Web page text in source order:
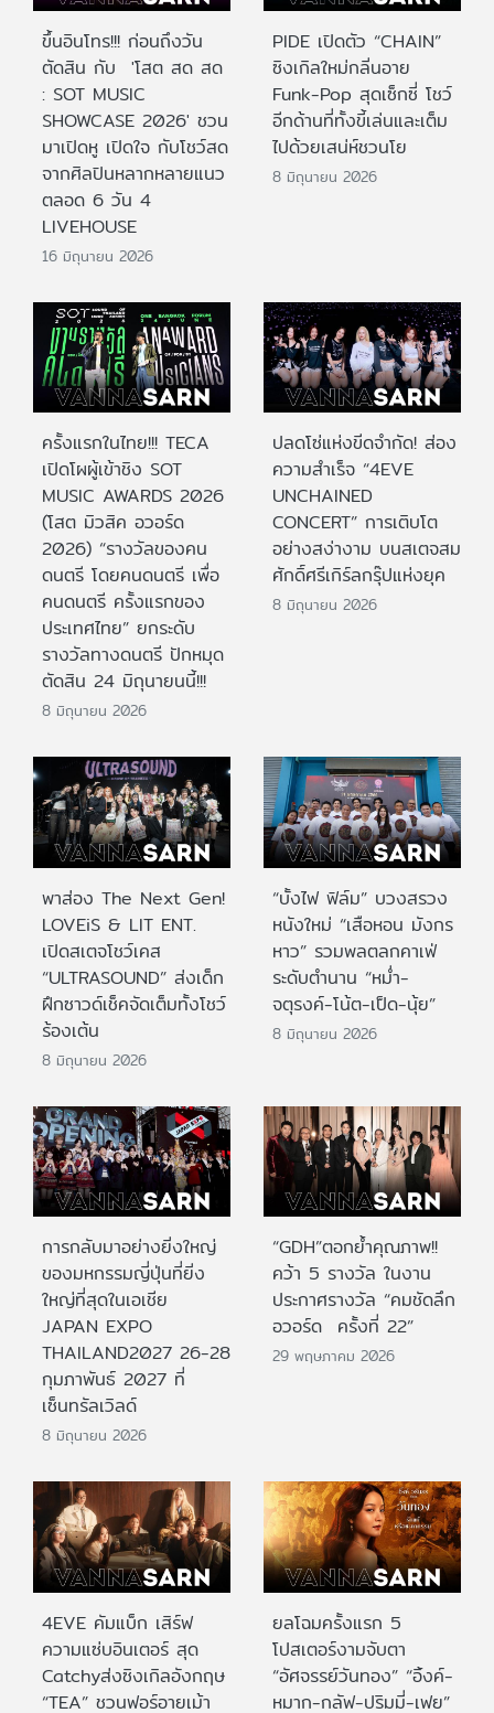
ขึ้นอินโทร!!! ก่อนถึงวัน
ตัดสิน กับ 'โสต สด สด
: SOT MUSIC
SHOWCASE 2026' ชวน
มาเปิดหู เปิดใจ กับโชว์สด
จากศิลปินหลากหลายแนว
ตลอด 6 วัน 4
LIVEHOUSE
16 มิถุนายน 2026
PIDE เปิดตัว “CHAIN”
ซิงเกิลใหม่กลิ่นอาย
Funk-Pop สุดเซ็กซี่ โชว์
อีกด้านที่ทั้งขี้เล่นและเต็ม
ไปด้วยเสน่ห์ชวนโย
8 มิถุนายน 2026
ครั้งแรกในไทย!!! TECA
เปิดโผผู้เข้าชิง SOT
MUSIC AWARDS 2026
(โสต มิวสิค อวอร์ด
2026) “รางวัลของคน
ดนตรี โดยคนดนตรี เพื่อ
คนดนตรี ครั้งแรกของ
ประเทศไทย” ยกระดับ
รางวัลทางดนตรี ปักหมุด
ตัดสิน 24 มิถุนายนนี้!!!
8 มิถุนายน 2026
ปลดโซ่แห่งขีดจำกัด! ส่อง
ความสำเร็จ “4EVE
UNCHAINED
CONCERT” การเติบโต
อย่างสง่างาม บนสเตจสม
ศักดิ์ศรีเกิร์ลกรุ๊ปแห่งยุค
8 มิถุนายน 2026
พาส่อง The Next Gen!
LOVEiS & LIT ENT.
เปิดสเตจโชว์เคส
“ULTRASOUND” ส่งเด็ก
ฝึกซาวด์เช็คจัดเต็มทั้งโชว์
ร้องเต้น
8 มิถุนายน 2026
“บั้งไฟ ฟิล์ม” บวงสรวง
หนังใหม่ “เสือหอน มังกร
หาว” รวมพลตลกคาเฟ่
ระดับตำนาน “หม่ำ-
จตุรงค์-โน้ต-เป็ด-นุ้ย”
8 มิถุนายน 2026
การกลับมาอย่างยิ่งใหญ่
ของมหกรรมญี่ปุ่นที่ยิ่ง
ใหญ่ที่สุดในเอเชีย
JAPAN EXPO
THAILAND2027 26-28
กุมภาพันธ์ 2027 ที่
เซ็นทรัลเวิลด์
8 มิถุนายน 2026
“GDH”ตอกย้ำคุณภาพ!!
คว้า 5 รางวัล ในงาน
ประกาศรางวัล “คมชัดลึก
อวอร์ด ครั้งที่ 22”
29 พฤษภาคม 2026
4EVE คัมแบ็ก เสิร์ฟ
ความแซ่บอินเตอร์ สุด
Catchyส่งซิงเกิลอังกฤษ
“TEA” ชวนฟอร์อายเม้า
ยลโฉมครั้งแรก 5
โปสเตอร์งามจับตา
“อัศจรรย์วันทอง” “อิ้งค์-
หมาก-กลัฟ-ปริมมี่-เฟย”